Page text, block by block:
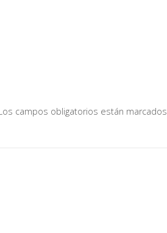
campos obligatorios están marcados